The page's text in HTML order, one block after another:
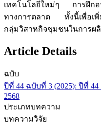
เทคโนโลยีใหม่ๆ การฝึก
ทางการตลาด ทั้งนี้เพื่อเพิ่
กลุ่มวิสาหกิจชุมชนในการผ
Article Details
ฉบับ
ปีที่ 44 ฉบับที่ 3 (2025): ปีที่
2568
ประเภทบทความ
บทความวิจัย